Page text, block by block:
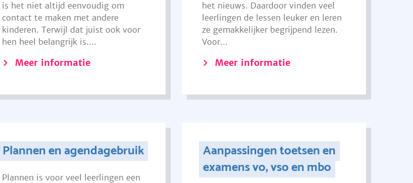
is het niet altijd eenvoudig om
contact te maken met andere
kinderen. Terwijl dat juist ook voor
hen heel belangrijk is....
Meer informatie
het nieuws. Daardoor vinden veel
leerlingen de lessen leuker en leren
ze gemakkelijker begrijpend lezen.
Voor...
Meer informatie
Plannen en agendagebruik
Plannen is voor veel leerlingen een
Aanpassingen toetsen en
examens vo, vso en mbo